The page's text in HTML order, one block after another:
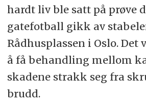
hardt liv ble satt på prøve
gatefotball gikk av
Rådhusplassen i Oslo.
å få behandling mellom
skadene strakk seg fra
brudd.